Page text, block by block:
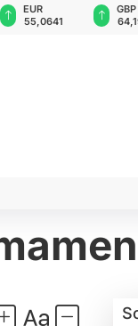
EUR
55,0641
GBP